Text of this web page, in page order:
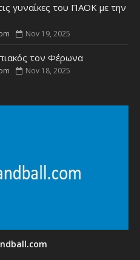
γυναίκες του ΠΑΟΚ με την
Nov 19, 2025
τον Φέρωνα
Nov 18, 2025